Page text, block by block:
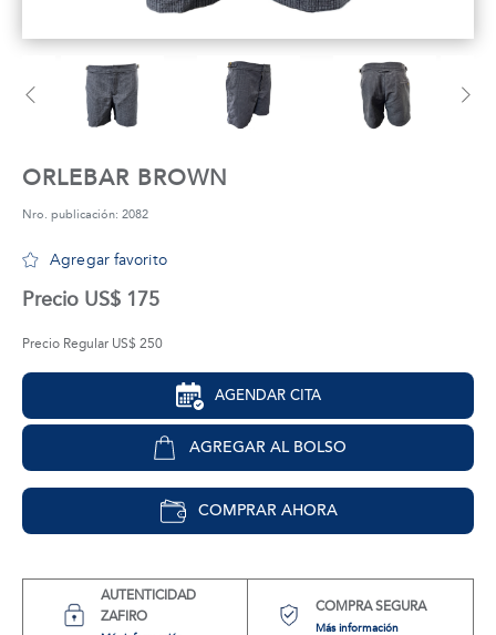
ORLEBAR BROWN
Nro. publicación: 2082
Agregar favorito
Precio US$ 175
Precio Regular US$ 250
AGENDAR CITA
AGREGAR AL BOLSO
COMPRAR AHORA
AUTENTICIDAD
ZAFIRO
COMPRA SEGURA
Más información